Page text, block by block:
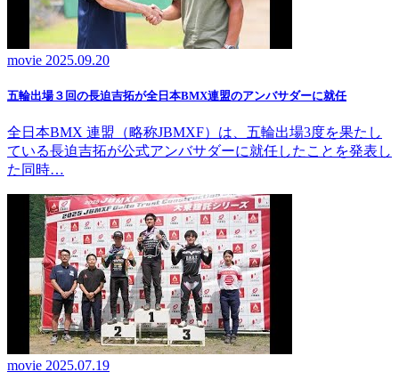
movie 2025.09.20
五輪出場３回の長迫吉拓が全日本BMX連盟のアンバサダーに就任
全日本BMX 連盟（略称JBMXF）は、五輪出場3度を果たし
ている長迫吉拓が公式アンバサダーに就任したことを発表し
た同時…
movie 2025.07.19